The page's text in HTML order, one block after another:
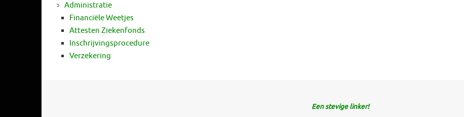
Administratie
Financiële Weetjes
Attesten Ziekenfonds
Inschrijvingsprocedure
Verzekering
Een stevige linker!